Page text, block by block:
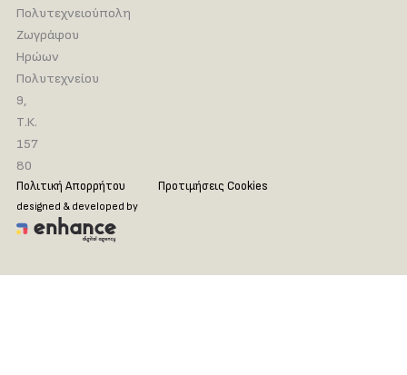
Πολυτεχνειούπολη
Ζωγράφου
Ηρώων
Πολυτεχνείου
9,
Τ.Κ.
157
80
Πολιτική Απορρήτου Προτιμήσεις Cookies
designed & developed by